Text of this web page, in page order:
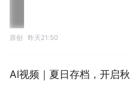
原创 昨天21:50
AI视频｜夏日存档，开启